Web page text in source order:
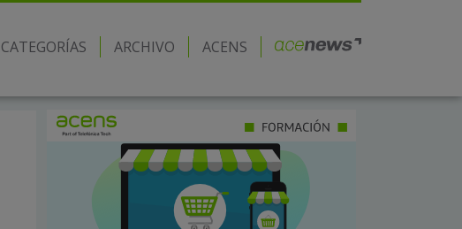
CATEGORÍAS ARCHIVO ACENS